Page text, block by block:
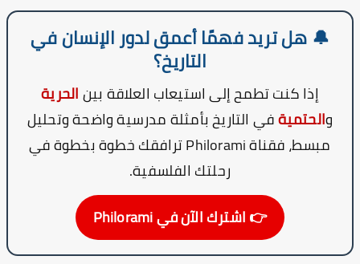
🔔 هل تريد فهمًا أعمق لدور الإنسان في
التاريخ؟
إذا كنت تطمح إلى استيعاب العلاقة بينالحرية
الحتميةفي التاريخ بأمثلة مدرسية واضحة وتحليل
مبسط، فقناةPhiloramiترافقك خطوة بخطوة في
رحلتك الفلسفية.
👉 اشترك الآن في Philorami